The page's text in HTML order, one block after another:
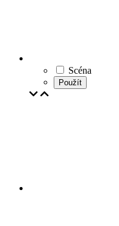
Scéna
Použít